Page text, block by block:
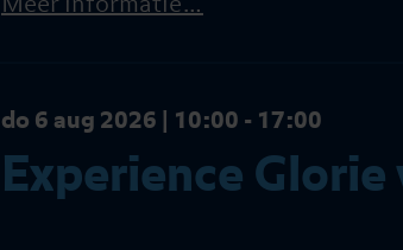
Meer informatie…
do 6 aug 2026 | 10:00 - 17:00
Experience Glorie